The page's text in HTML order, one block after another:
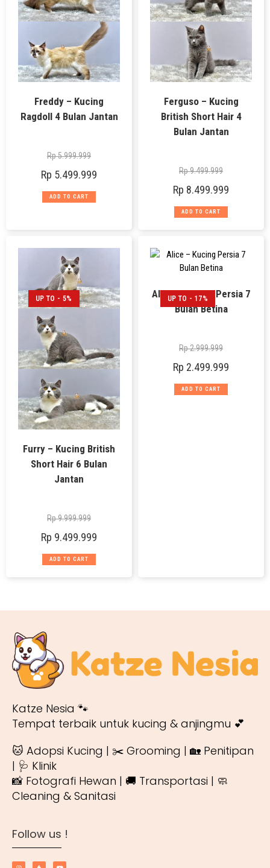
Freddy – Kucing
Ragdoll 4 Bulan Jantan
Rp5.999.999
Rp 5.499.999
ADD TO CART
Ferguso – Kucing
British Short Hair 4
Bulan Jantan
Rp9.499.999
Rp 8.499.999
ADD TO CART
UP TO - 5%
Furry – Kucing British
Short Hair 6 Bulan
Jantan
Rp9.999.999
Rp 9.499.999
ADD TO CART
UP TO - 17%
Alice – Kucing Persia 7
Bulan Betina
Rp2.999.999
Rp 2.499.999
ADD TO CART
Katze Nesia 🐾
Tempat terbaik untuk kucing & anjingmu 💕
🐱 Adopsi Kucing | ✂️ Grooming | 🏡 Penitipan
| 🩺 Klinik
📸 Fotografi Hewan | 🚚 Transportasi | 🧼
Cleaning & Sanitasi
Follow us !